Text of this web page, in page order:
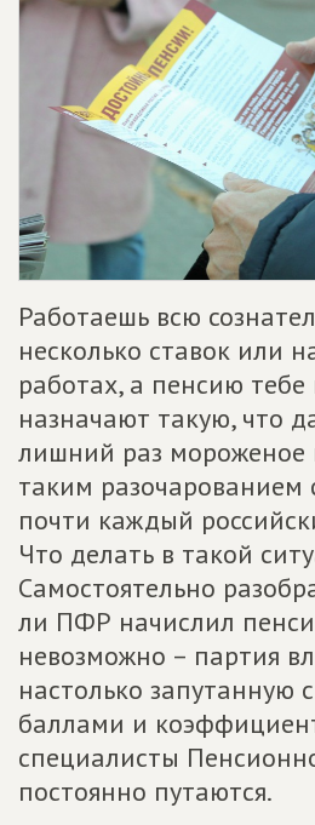
Работаешь всю
несколько ставок или
работах, а пенсию
назначают такую, что
лишний раз мороженое
таким разочарованием
почти каждый
Что делать в такой
Самостоятельно
ли ПФР начислил
невозможно – партия
настолько запутанную
баллами и
специалисты
постоянно путаются.